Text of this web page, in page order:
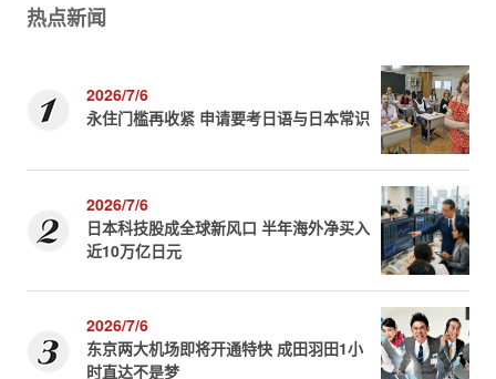
热点新闻
2026/7/6
永住门槛再收紧 申请要考日语与日本常识
2026/7/6
日本科技股成全球新风口 半年海外净买入
近10万亿日元
2026/7/6
东京两大机场即将开通特快 成田羽田1小
时直达不是梦